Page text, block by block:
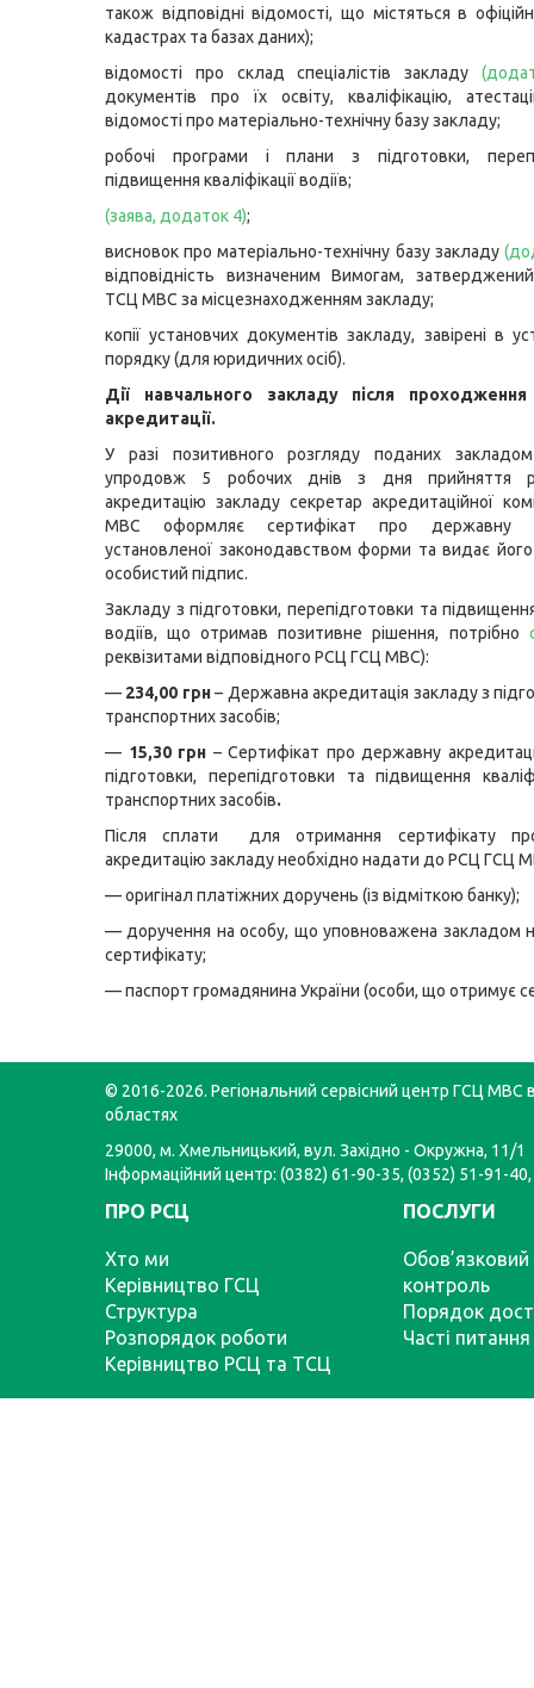
також відповідні відомості, що містяться в
кадастрах та базах даних);
відомості про склад спеціалістів закладу (
документів про їх освіту, кваліфікацію,
відомості про матеріально-технічну базу закладу;
робочі програми і плани з підготовки,
підвищення кваліфікації водіїв;
(заява, додаток 4);
висновок про матеріально-технічну базу закладу(
відповідність визначеним Вимогам,
ТСЦ МВС за місцезнаходженням закладу;
копії установчих документів закладу, завірені в
порядку (для юридичних осіб).
Дії навчального закладу після
акредитації.
У разі позитивного розгляду поданих закладом
упродовж 5 робочих днів з дня прийняття
акредитацію закладу секретар акредитаційної
МВС оформляє сертифікат про державну
установленої законодавством форми та видає
особистий підпис.
Закладу з підготовки, перепідготовки та підвищення
водіїв, що отримав позитивне рішення, потрібно
реквізитами відповідного РСЦ ГСЦ МВС):
— 234,00 грн– Державна акредитація закладу з
транспортних засобів;
— 15,30 грн – Сертифікат про державну
підготовки, перепідготовки та підвищення
транспортних засобів.
Після сплати для отримання сертифікату
акредитацію закладу необхідно надати до РСЦ ГСЦ
— оригінал платіжних доручень (із відміткою банку);
— доручення на особу, що уповноважена закладом
сертифікату;
— паспорт громадянина України (особи, що отримує
© 2016-2026. Регіональний сервісний центр ГСЦ МВС
областях
29000, м. Хмельницький, вул. Західно - Окружна, 11/1
Інформаційний центр: (0382) 61-90-35, (0352) 51-91-
ПРО РСЦ
Хто ми
Керівництво ГСЦ
Структура
Розпорядок роботи
Керівництво РСЦ та ТСЦ
ПОСЛУГИ
Обов’язковий
контроль
Порядок
Часті питання